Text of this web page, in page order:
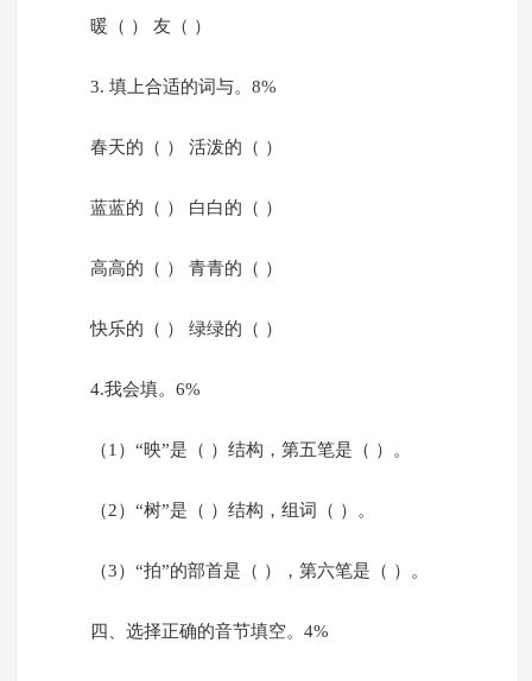
暖（ ） 友（ ）
3. 填上合适的词与。8%
春天的（ ） 活泼的（ ）
蓝蓝的（ ） 白白的（ ）
高高的（ ） 青青的（ ）
快乐的（ ） 绿绿的（ ）
4.我会填。6%
（1）“映”是（ ）结构，第五笔是（ ）。
（2）“树”是（ ）结构，组词（ ）。
（3）“拍”的部首是（ ），第六笔是（ ）。
四、选择正确的音节填空。4%